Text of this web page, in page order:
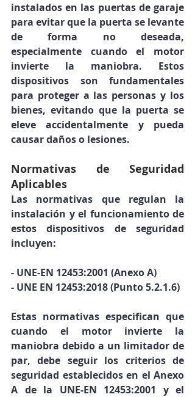
instalados en las puertas de garaje
para evitar que la puerta se levante
de forma no deseada,
especialmente cuando el motor
invierte la maniobra. Estos
dispositivos son fundamentales
para proteger a las personas y los
bienes, evitando que la puerta se
eleve accidentalmente y pueda
causar daños o lesiones.
Normativas de Seguridad
Aplicables
Las normativas que regulan la
instalación y el funcionamiento de
estos dispositivos de seguridad
incluyen:
- UNE-EN 12453:2001 (Anexo A)
- UNE EN 12453:2018 (Punto 5.2.1.6)
Estas normativas especifican que
cuando el motor invierte la
maniobra debido a un limitador de
par, debe seguir los criterios de
seguridad establecidos en el Anexo
A de la UNE-EN 12453:2001 y el